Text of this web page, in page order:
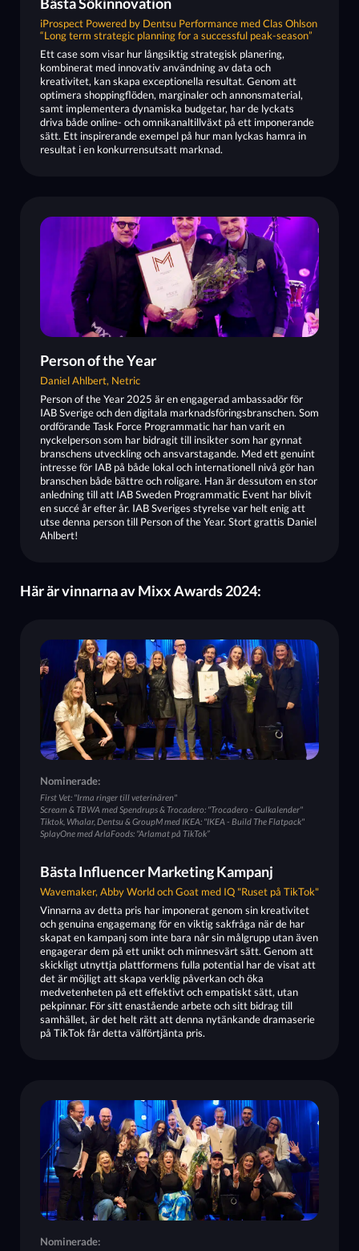
iProspect Powered by Dentsu Performance med Clas Ohlson
“Long term strategic planning for a successful peak-season”
Ett case som visar hur långsiktig strategisk planering,
kombinerat med innovativ användning av data och
kreativitet, kan skapa exceptionella resultat. Genom att
optimera shoppingflöden, marginaler och annonsmaterial,
samt implementera dynamiska budgetar, har de lyckats
driva både online- och omnikanaltillväxt på ett imponerande
sätt. Ett inspirerande exempel på hur man lyckas hamra in
resultat i en konkurrensutsatt marknad.
Person of the Year
Daniel Ahlbert, Netric
Person of the Year 2025 är en engagerad ambassadör för
IAB Sverige och den digitala marknadsföringsbranschen. Som
ordförande Task Force Programmatic har han varit en
nyckelperson som har bidragit till insikter som har gynnat
branschens utveckling och ansvarstagande. Med ett genuint
intresse för IAB på både lokal och internationell nivå gör han
branschen både bättre och roligare. Han är dessutom en stor
anledning till att IAB Sweden Programmatic Event har blivit
en succé år efter år. IAB Sveriges styrelse var helt enig att
utse denna person till Person of the Year. Stort grattis Daniel
Ahlbert!
Här är vinnarna av Mixx Awards 2024:
Nominerade:
First Vet: "Irma ringer till veterinären"
Scream & TBWA med Spendrups & Trocadero: "Trocadero - Gulkalender"
Tiktok, Whalar, Dentsu & GroupM med IKEA: "IKEA - Build The Flatpack"
SplayOne med ArlaFoods: "Arlamat på TikTok”
Bästa Influencer Marketing Kampanj
Wavemaker, Abby World och Goat med IQ "Ruset på TikTok"
Vinnarna av detta pris har imponerat genom sin kreativitet
och genuina engagemang för en viktig sakfråga när de har
skapat en kampanj som inte bara når sin målgrupp utan även
engagerar dem på ett unikt och minnesvärt sätt. Genom att
skickligt utnyttja plattformens fulla potential har de visat att
det är möjligt att skapa verklig påverkan och öka
medvetenheten på ett effektivt och empatiskt sätt, utan
pekpinnar. För sitt enastående arbete och sitt bidrag till
samhället, är det helt rätt att denna nytänkande dramaserie
på TikTok får detta välförtjänta pris.
Nominerade: